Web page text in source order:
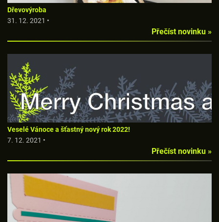
Dřevovýroba
31. 12. 2021 •
Přečíst novinku »
Veselé Vánoce a šťastný nový rok 2022!
7. 12. 2021 •
Přečíst novinku »